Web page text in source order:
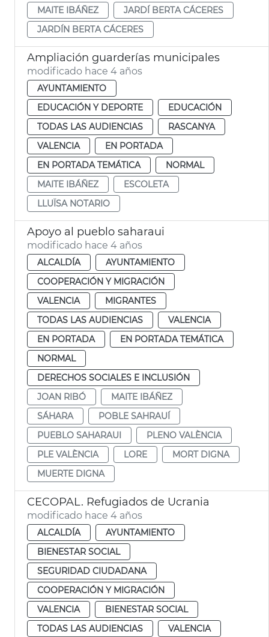
MAITE IBÁÑEZ
JARDÍ BERTA CÁCERES
JARDÍN BERTA CÁCERES
Ampliación guarderías municipales
modificado hace 4 años
AYUNTAMIENTO
EDUCACIÓN Y DEPORTE
EDUCACIÓN
TODAS LAS AUDIENCIAS
RASCANYA
VALENCIA
EN PORTADA
EN PORTADA TEMÁTICA
NORMAL
MAITE IBÁÑEZ
ESCOLETA
LLUÏSA NOTARIO
Apoyo al pueblo saharaui
modificado hace 4 años
ALCALDÍA
AYUNTAMIENTO
COOPERACIÓN Y MIGRACIÓN
VALENCIA
MIGRANTES
TODAS LAS AUDIENCIAS
VALENCIA
EN PORTADA
EN PORTADA TEMÁTICA
NORMAL
DERECHOS SOCIALES E INCLUSIÓN
JOAN RIBÓ
MAITE IBÁÑEZ
SÁHARA
POBLE SAHRAUÍ
PUEBLO SAHARAUI
PLENO VALÈNCIA
PLE VALÈNCIA
LORE
MORT DIGNA
MUERTE DIGNA
CECOPAL. Refugiados de Ucrania
modificado hace 4 años
ALCALDÍA
AYUNTAMIENTO
BIENESTAR SOCIAL
SEGURIDAD CIUDADANA
COOPERACIÓN Y MIGRACIÓN
VALENCIA
BIENESTAR SOCIAL
TODAS LAS AUDIENCIAS
VALENCIA